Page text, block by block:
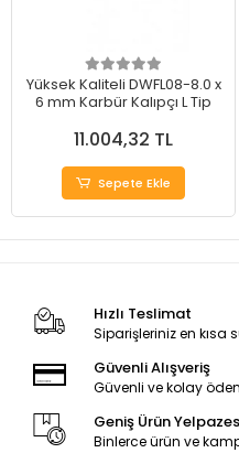
Yüksek Kaliteli DWFL08-8.0 x
6 mm Karbür Kalıpçı L Tip
11.004,32 TL
Sepete Ekle
Hızlı Teslimat
Siparişleriniz en kısa
Güvenli Alışveriş
Güvenli ve kolay
Geniş Ürün
Binlerce ürün ve